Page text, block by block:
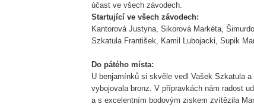
účast ve všech závodech.
Startující ve všech závodech:
Kantorová Justyna, Sikorová Markéta,
Szkatula František, Kamil Lubojacki, Supik
Do pátého místa:
U benjamínků si skvěle vedl Vašek Szkatula
vybojovala bronz. V přípravkách nám radost
a s excelentním bodovým ziskem zvítězila